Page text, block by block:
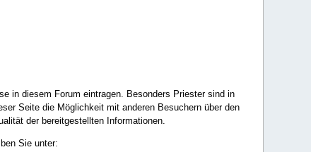
in diesem Forum eintragen. Besonders Priester sind in
Seite die Möglichkeit mit anderen Besuchern über den
der bereitgestellten Informationen.
Sie unter: